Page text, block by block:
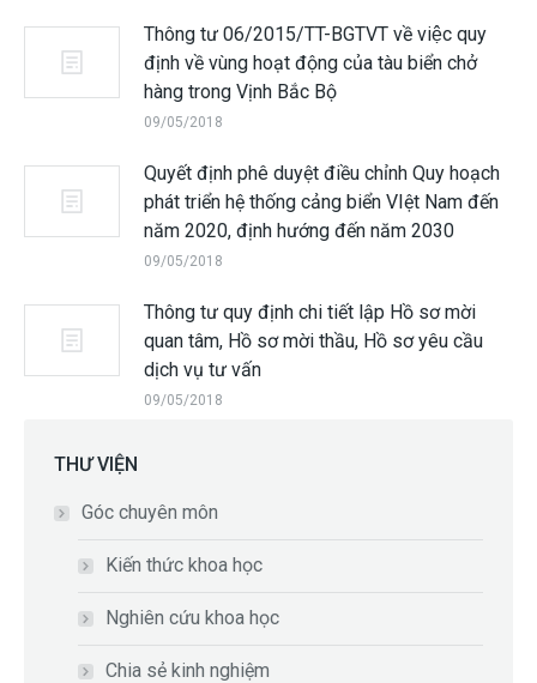
Thông tư 06/2015/TT-BGTVT về việc quy
định về vùng hoạt động của tàu biển chở
hàng trong Vịnh Bắc Bộ
09/05/2018
Quyết định phê duyệt điều chỉnh Quy hoạch
phát triển hệ thống cảng biển VIệt Nam đến
năm 2020, định hướng đến năm 2030
09/05/2018
Thông tư quy định chi tiết lập Hồ sơ mời
quan tâm, Hồ sơ mời thầu, Hồ sơ yêu cầu
dịch vụ tư vấn
09/05/2018
THƯ VIỆN
Góc chuyên môn
Kiến thức khoa học
Nghiên cứu khoa học
Chia sẻ kinh nghiệm